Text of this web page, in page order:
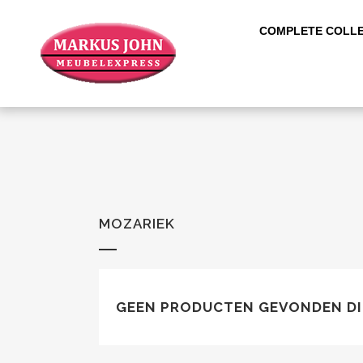
COMPLETE
MOZARIEK
GEEN PRODUCTEN GEVONDEN